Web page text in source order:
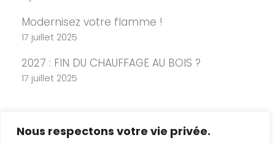
Nous respectons votre vie privée.
Modernisez votre flamme !
17 juillet 2025
2027 : FIN DU CHAUFFAGE AU BOIS ?
17 juillet 2025